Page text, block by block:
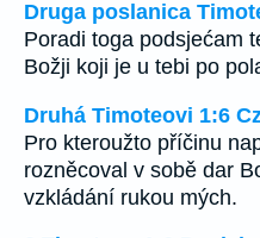
Druga poslanica
Poradi toga podsjećam
Božji koji je u tebi po
Druhá Timoteovi 1:6
Pro kteroužto příčinu
rozněcoval v sobě dar
vzkládání rukou mých.